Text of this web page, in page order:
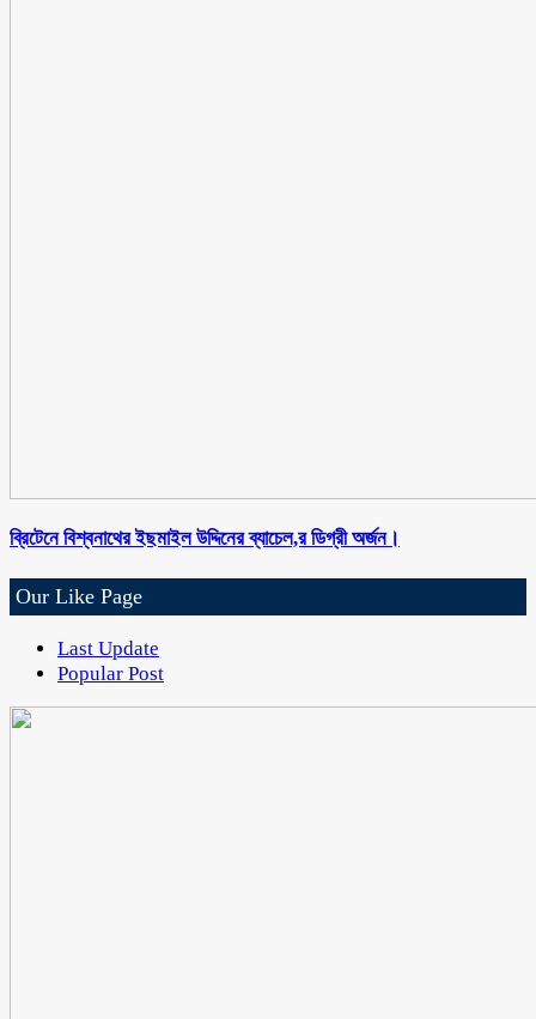
ব্রিটেনে বিশ্বনাথের ইছমাইল উদ্দিনের ব্যাচেল,র ডিগ্রী অর্জন।
Our Like Page
Last Update
Popular Post